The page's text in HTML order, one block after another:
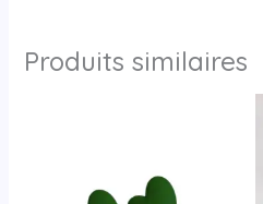
Produits similaires